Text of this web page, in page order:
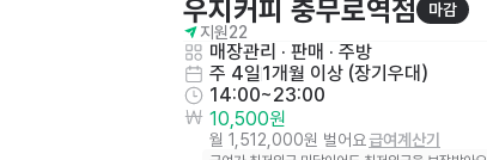
우지커피 충무로역점
마감
지원22
매장관리 · 판매 · 주방
주 4일1개월 이상 (장기우대)
14:00~23:00
10,500원
월 1,512,000원 벌어요급여계산기